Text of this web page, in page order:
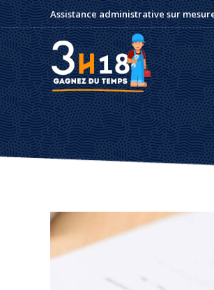
Assistance administrative sur